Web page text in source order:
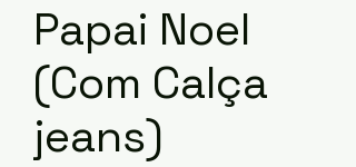
Papai Noel
(Com Calça
jeans)